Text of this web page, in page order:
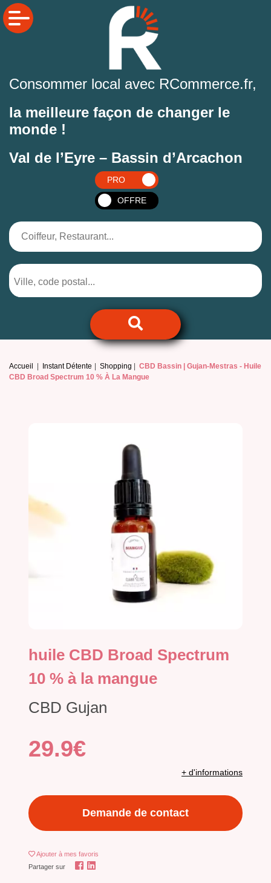
Consommer local avec RCommerce.fr,
la meilleure façon de changer le
monde !
Val de l’Eyre – Bassin d’Arcachon
PRO
OFFRE
Accueil Instant Détente Shopping CBD Bassin | Gujan-Mestras - Huile
CBD Broad Spectrum 10 % À La Mangue
huile CBD Broad Spectrum
10 % à la mangue
CBD Gujan
29.9€
+ d'informations
Demande de contact
Ajouter à mes favoris
Partager sur